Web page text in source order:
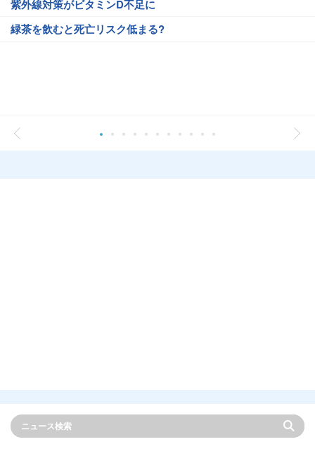
紫外線対策がビタミンD不足に
緑茶を飲むと死亡リスク低まる?